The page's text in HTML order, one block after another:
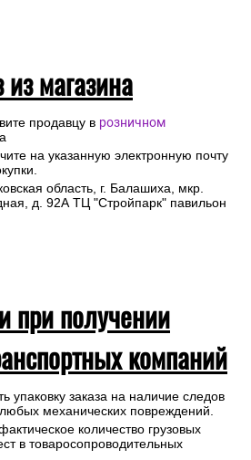
магазина
продавцу в розничном
на указанную электронную почту
область, г. Балашиха, мкр.
д. 92А ТЦ "Стройпарк" павильон
при получении
компаний
упаковку заказа на наличие следов
механических повреждений.
количество грузовых
в товаросопроводительных